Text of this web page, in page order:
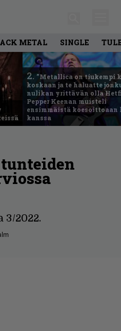
METAL SINGLE
2. ”Metallica on tiukempi
koskaan ja te haluatte
nulikan yrittävän olla
Pepper Keenan muisteli
ensimmäistä
kanssa
2022.